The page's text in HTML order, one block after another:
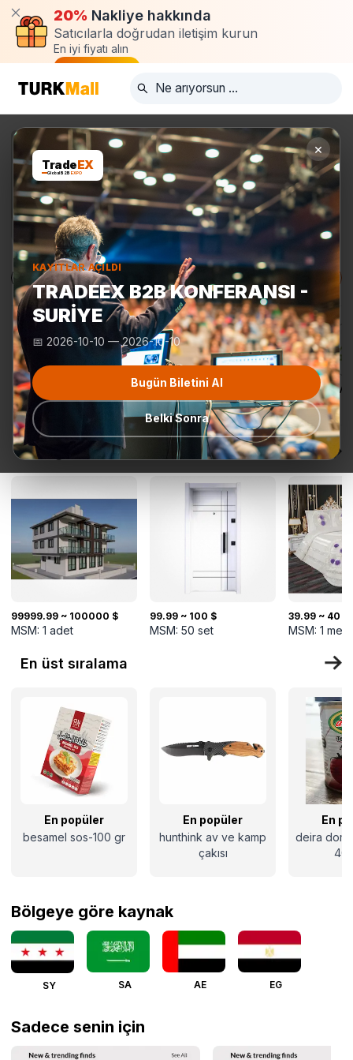
20% Nakliye hakkında
Satıcılarla doğrudan iletişim kurun
En iyi fiyatı alın
Talep oluştur
×
TradeEX
Global B2B EXPO
KAYITLAR AÇILDI
TRADEEX B2B KONFERANSI -
SURIYE
📅 2026-10-10 —2026-10-10
Bugün Biletini Al
Belki Sonra
Ürünler Üreticiler Turkmall Fuarları
Kategoriler
Teklif Talebi En popüler
Hazır
Yeni gelenler
99999.99 ~ 100000 $
MSM: 1 adet
99.99 ~ 100 $
MSM: 50 set
39.99 ~ 40 $
MSM: 1
En üst sıralama
En popüler
besamel sos-100 gr
En popüler
hunthink av ve kamp
çakısı
En
deira
Bölgeye göre kaynak
SY SA AE EG
Sadece senin için